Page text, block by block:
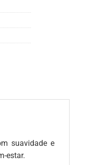
suavidade e
estar.